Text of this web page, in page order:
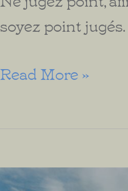
soyez point jugés.
Ne
Aimez
Read More »